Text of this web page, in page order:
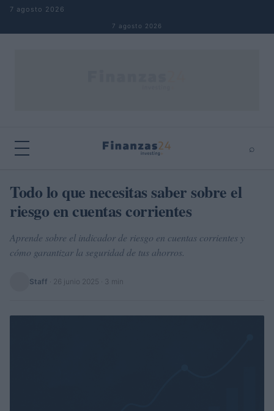
Saltar al contenido
7 agosto 2026
7 agosto 2026
⌕
Buscar ⌕
Todo lo que necesitas saber sobre el
riesgo en cuentas corrientes
Aprende sobre el indicador de riesgo en cuentas corrientes y
cómo garantizar la seguridad de tus ahorros.
Staff 26 junio 2025 · 3 min